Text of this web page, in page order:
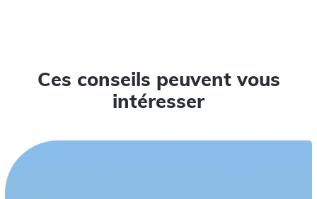
Ces conseils peuvent vous
intéresser